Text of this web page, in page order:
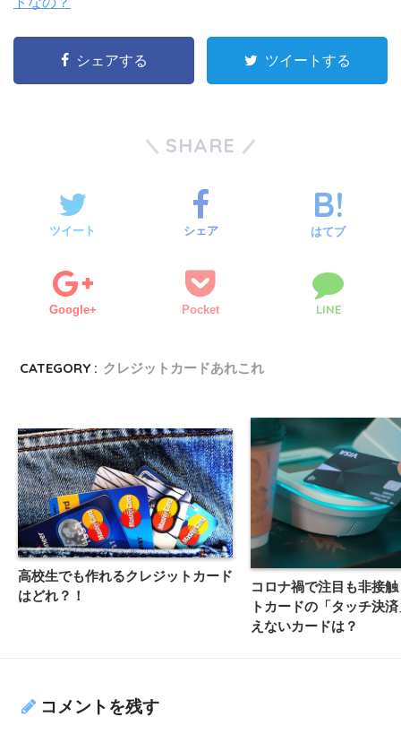
シェアする ツイートする
SHARE
ツイート シェア はてブ
Google+ Pocket LINE
CATEGORY : クレジットカードあれこれ
高校生でも作れるクレジットカード
はどれ？！
コロナ禍で注目も非接
トカードの「タッチ決
えないカードは？
コメントを残す